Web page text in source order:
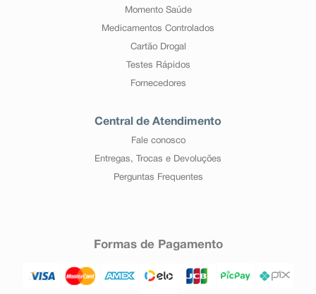
Momento Saúde
Medicamentos Controlados
Cartão Drogal
Testes Rápidos
Fornecedores
Central de Atendimento
Fale conosco
Entregas, Trocas e Devoluções
Perguntas Frequentes
Formas de Pagamento